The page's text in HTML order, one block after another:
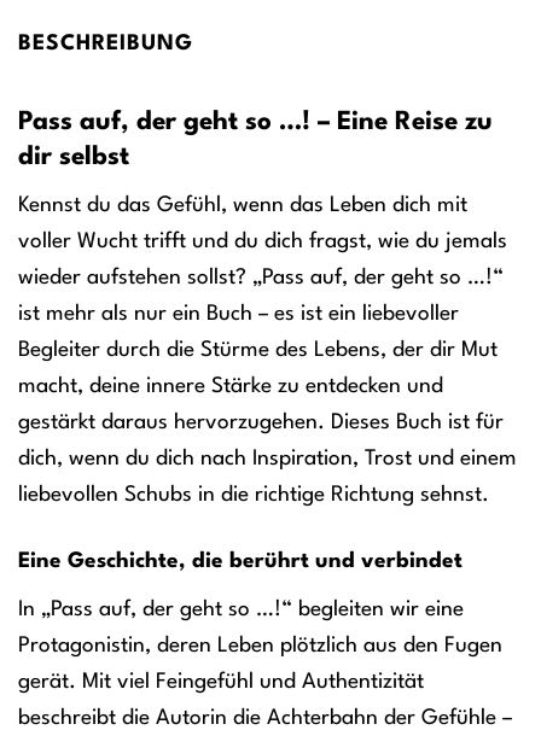
BESCHREIBUNG
Pass auf, der geht so …! – Eine Reise zu
dir selbst
Kennst du das Gefühl, wenn das Leben dich mit
voller Wucht trifft und du dich fragst, wie du jemals
wieder aufstehen sollst? „Pass auf, der geht so …!“
ist mehr als nur ein Buch – es ist ein liebevoller
Begleiter durch die Stürme des Lebens, der dir Mut
macht, deine innere Stärke zu entdecken und
gestärkt daraus hervorzugehen. Dieses Buch ist für
dich, wenn du dich nach Inspiration, Trost und einem
liebevollen Schubs in die richtige Richtung sehnst.
Eine Geschichte, die berührt und verbindet
In „Pass auf, der geht so …!“ begleiten wir eine
Protagonistin, deren Leben plötzlich aus den Fugen
gerät. Mit viel Feingefühl und Authentizität
beschreibt die Autorin die Achterbahn der Gefühle –